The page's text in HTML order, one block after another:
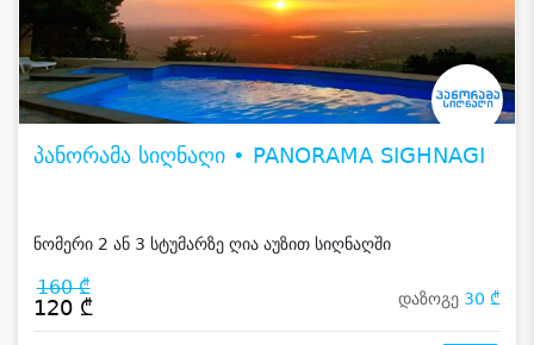
პანორამა სიღნაღი • PANORAMA SIGHNAGI
ნომერი 2 ან 3 სტუმარზე ღია აუზით სიღნაღში
160 ₾
120 ₾ დაზოგე 30 ₾